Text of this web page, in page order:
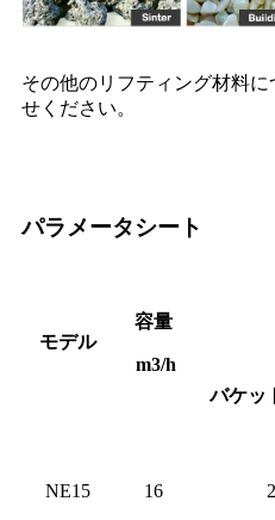
その他のリフティング材料
せください。
パラメータシート
モデル
容量
m3/h
バケッ
NE15 16